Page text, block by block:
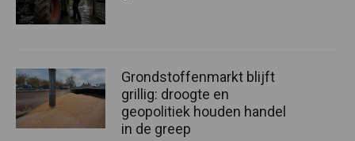
Grondstoffenmarkt blijft
grillig: droogte en
geopolitiek houden handel
in de greep